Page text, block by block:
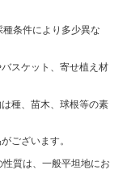
条件により多少異な
スケット、寄せ植え材
種、苗木、球根等の素
ございます。
質は、一般平坦地にお